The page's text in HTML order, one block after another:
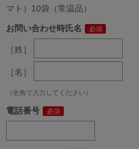
マト）10袋（常温品）
お問い合わせ時氏名
［姓］
［名］
（全角で入力してください）
電話番号